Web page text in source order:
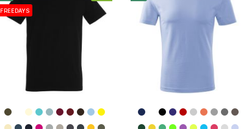
FREEDAYS